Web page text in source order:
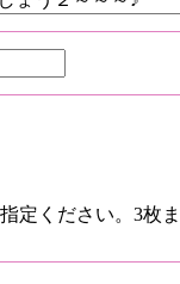
定ください。3枚